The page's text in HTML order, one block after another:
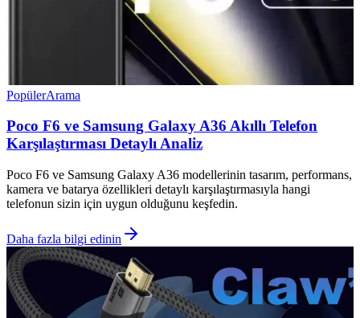
PopülerArama
Poco F6 ve Samsung Galaxy A36 Akıllı Telefon
Karşılaştırması Detaylı Analiz
Poco F6 ve Samsung Galaxy A36 modellerinin tasarım, performans,
kamera ve batarya özellikleri detaylı karşılaştırmasıyla hangi
telefonun sizin için uygun olduğunu keşfedin.
Daha fazla bilgi edinin